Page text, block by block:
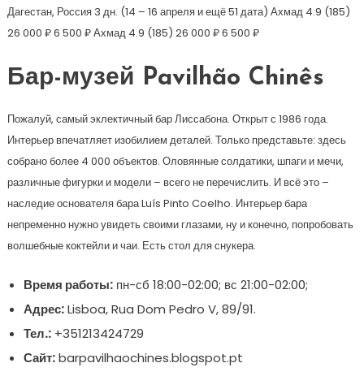
Дагестан, Россия 3 дн. (14 – 16 апреля и ещё 51 дата) Ахмад 4.9 (185)
26 000 ₽6 500 ₽Ахмад 4.9 (185) 26 000 ₽6 500 ₽
Бар-музей Pavilhão Chinês
Пожалуй, самый эклектичный бар Лиссабона. Открыт с 1986 года.
Интерьер впечатляет изобилием деталей. Только представьте: здесь
собрано более 4 000 объектов. Оловянные солдатики, шпаги и мечи,
различные фигурки и модели – всего не перечислить. И всё это –
наследие основателя бара Luís Pinto Coelho. Интерьер бара
непременно нужно увидеть своими глазами, ну и конечно, попробовать
волшебные коктейли и чаи. Есть стол для снукера.
Время работы:пн-сб 18:00-02:00; вс 21:00-02:00;
Адрес:Lisboa, Rua Dom Pedro V, 89/91.
Тел.:+351213424729
Сайт:barpavilhaochines.blogspot.pt